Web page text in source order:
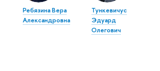
Ребязина Вера
Александровна
Тункевичус
Эдуард
Олегович